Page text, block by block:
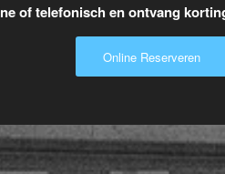
of telefonisch en ontvang
Online Reserveren